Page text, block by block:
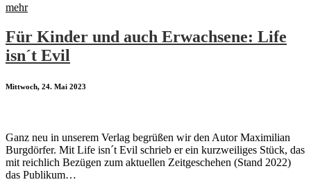
mehr
Für Kinder und auch Erwachsene: Life
isn´t Evil
Mittwoch, 24. Mai 2023
Ganz neu in unserem Verlag begrüßen wir den Autor Maximilian
Burgdörfer. Mit Life isn´t Evil schrieb er ein kurzweiliges Stück, das
mit reichlich Bezügen zum aktuellen Zeitgeschehen (Stand 2022)
das Publikum…